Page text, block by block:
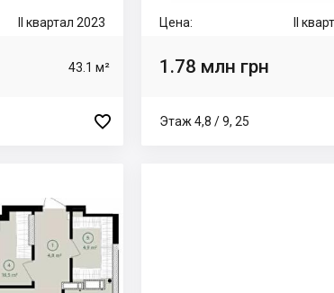
II квартал 2023
43.1 м²

Цена: II
1.78 млн грн
Этаж 4,8 / 9, 25